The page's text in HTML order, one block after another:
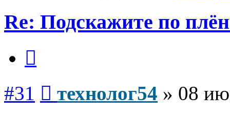
Re: Подскажите по
#31 технолог54 » 08